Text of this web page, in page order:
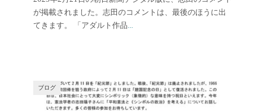
が掲載されました。志田のコメントは、最後のほうに出
てきます。 「アダルト作品...
ブログ